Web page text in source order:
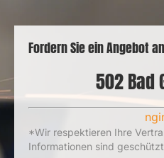
Fordern Sie ein Angebot an
502Bad
*Wir respektieren Ihre
Informationen sind